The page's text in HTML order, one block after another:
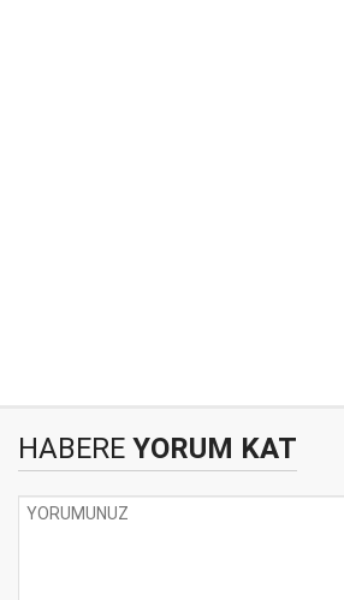
HABERE YORUM KAT